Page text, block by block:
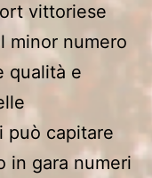
vittoriese
minor numero
qualità e
capitare
in gara numeri